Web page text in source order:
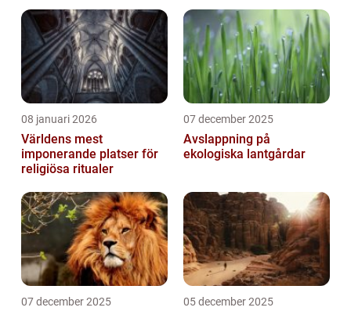
08 januari 2026
Världens mest
imponerande platser för
religiösa ritualer
07 december 2025
Avslappning på
ekologiska lantgårdar
07 december 2025 05 december 2025